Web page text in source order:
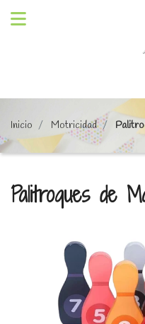
Inicio Motricidad
Palitroques de